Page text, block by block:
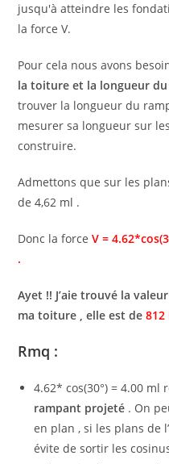
jusqu'à atteindre les
la force V.
Pour cela nous avons
la toiture et la longueur
trouver la longueur du
mesurer sa longueur sur
construire.
Admettons que sur les
de 4,62 ml .
Donc la force V =
.
Ayet !! J’aie trouvé la
ma toiture , elle est de812
Rmq :
4.62* cos(30°) = 4.00 ml
rampant projeté . On
en plan , si les plans de
évite de sortir les